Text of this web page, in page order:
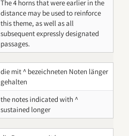
The 4 horns that were earlier in the
distance may be used to reinforce
this theme, as well as all
subsequent expressly designated
passages.
die mit ^ bezeichneten Noten länger
gehalten
the notes indicated with ^
sustained longer